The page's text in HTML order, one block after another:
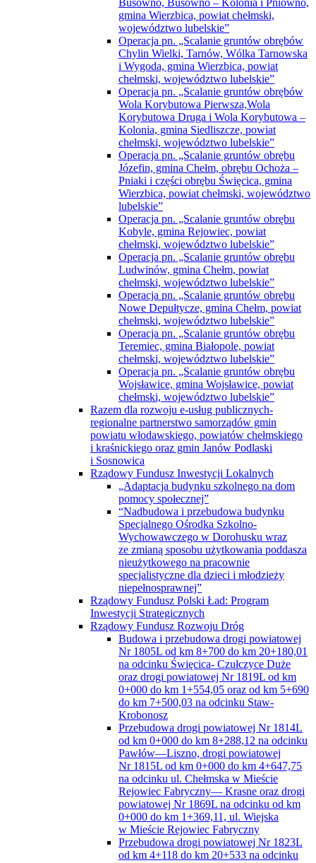
Busówno, Busówno – Kolonia i Pniówno,
gmina Wierzbica, powiat chełmski,
województwo lubelskie”
Operacja pn. „Scalanie gruntów obrębów
Chylin Wielki, Tarnów, Wólka Tarnowska
i Wygoda, gmina Wierzbica, powiat
chełmski, województwo lubelskie”
Operacja pn. „Scalanie gruntów obrębów
Wola Korybutowa Pierwsza,Wola
Korybutowa Druga i Wola Korybutowa –
Kolonia, gmina Siedliszcze, powiat
chełmski, województwo lubelskie”
Operacja pn. „Scalanie gruntów obrębu
Józefin, gmina Chełm, obrębu Ochoża –
Pniaki i części obrębu Święcica, gmina
Wierzbica, powiat chełmski, województwo
lubelskie”
Operacja pn. „Scalanie gruntów obrębu
Kobyle, gmina Rejowiec, powiat
chełmski, województwo lubelskie”
Operacja pn. „Scalanie gruntów obrębu
Ludwinów, gmina Chełm, powiat
chełmski, województwo lubelskie”
Operacja pn. „Scalanie gruntów obrębu
Nowe Depułtycze, gmina Chełm, powiat
chełmski, województwo lubelskie”
Operacja pn. „Scalanie gruntów obrębu
Teremiec, gmina Białopole, powiat
chełmski, województwo lubelskie”
Operacja pn. „Scalanie gruntów obrębu
Wojsławice, gmina Wojsławice, powiat
chełmski, województwo lubelskie”
Razem dla rozwoju e-usług publicznych-
regionalne partnerstwo samorządów gmin
powiatu włodawskiego, powiatów chełmskiego
i kraśnickiego oraz gmin Janów Podlaski
i Sosnowica
Rządowy Fundusz Inwestycji Lokalnych
„Adaptacja budynku szkolnego na dom
pomocy społecznej”
“Nadbudowa i przebudowa budynku
Specjalnego Ośrodka Szkolno-
Wychowawczego w Dorohusku wraz
ze zmianą sposobu użytkowania poddasza
nieużytkowego na pracownie
specjalistyczne dla dzieci i młodzieży
niepełnosprawnej”
Rządowy Fundusz Polski Ład: Program
Inwestycji Strategicznych
Rządowy Fundusz Rozwoju Dróg
Budowa i przebudowa drogi powiatowej
Nr 1805L od km 8+700 do km 20+180,01
na odcinku Święcica- Czułczyce Duże
oraz drogi powiatowej Nr 1819L od km
0+000 do km 1+554,05 oraz od km 5+690
do km 7+500,03 na odcinku Staw-
Krobonosz
Przebudowa drogi powiatowej Nr 1814L
od km 0+000 do km 8+288,12 na odcinku
Pawłów—Liszno, drogi powiatowej
Nr 1815L od km 0+000 do km 4+647,75
na odcinku ul. Chełmska w Mieście
Rejowiec Fabryczny— Krasne oraz drogi
powiatowej Nr 1869L na odcinku od km
0+000 do km 1+369,11, ul. Wiejska
w Mieście Rejowiec Fabryczny
Przebudowa drogi powiatowej Nr 1823L
od km 4+118 do km 20+533 na odcinku